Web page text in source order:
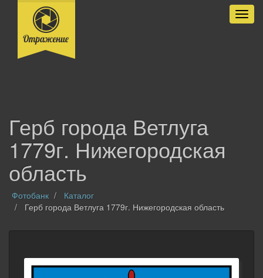
Герб города Ветлуга
1779г. Нижегородская
область
Фотобанк
Каталог
Герб города Ветлуга 1779г. Нижегородская область